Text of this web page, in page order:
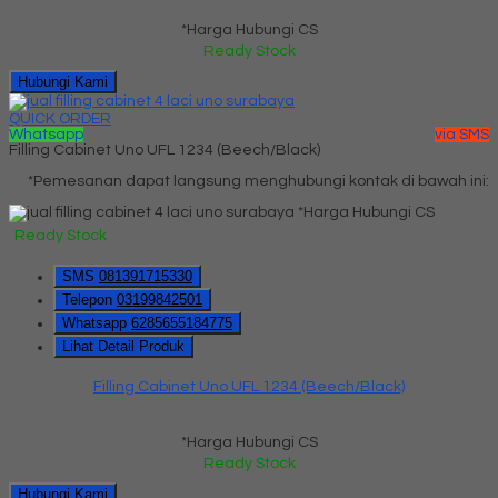
*Harga Hubungi CS
Ready Stock
Hubungi Kami
QUICK ORDER
Whatsapp
via SMS
Filling Cabinet Uno UFL 1234 (Beech/Black)
*Pemesanan dapat langsung menghubungi kontak di bawah ini:
*Harga Hubungi CS
Ready Stock
SMS 081391715330
Telepon 03199842501
Whatsapp 6285655184775
Lihat Detail Produk
Filling Cabinet Uno UFL 1234 (Beech/Black)
*Harga Hubungi CS
Ready Stock
Hubungi Kami